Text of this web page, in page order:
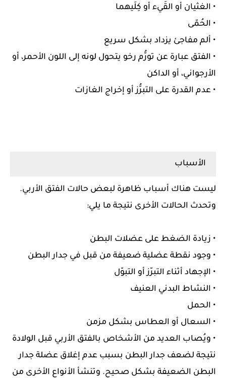
• الغثيان أو القَيء أو كِلَيهما
• الحُمّى
• ألم مفاجئ يزداد بشكل سريع
• الفتق عبارة عن تورُّم رخو يتحول لونه إلى اللون الأحمر، أو
الأرجواني، أو الداكن
• عدم القدرة على التبرُّز أو إخراج الغازات
الأسباب
ليست هناك أسباب ظاهرة لبعض حالات الفتق الأربي.
وتحدث الحالات الأخرى نتيجة ما يلي:
• زيادة الضغط على عضلات البطن
• وجود نقطة عضلية ضعيفة من قبل في جدار البطن
• الإجهاد أثناء التبرّز أو التبوّل
• النشاط البدني العنيف
• الحمل
• السعال أو العطاس بشكل مزمن
• ويُصاب العديد من الأشخاص بالفتق الأربي قبل الولادة
نتيجة لضعف جدار البطن بسبب عدم إغلاق عضلة جدار
البطن الضعيفة بشكل صحيح. وتنشأ الأنواع الأخرى من